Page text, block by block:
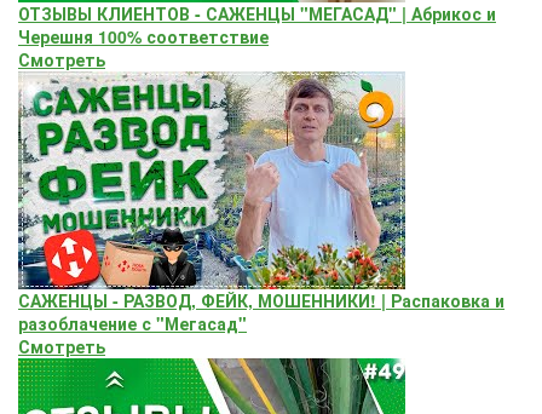
ОТЗЫВЫ КЛИЕНТОВ - САЖЕНЦЫ "МЕГАСАД" | Абрикос и
Черешня 100% соответствие
Смотреть
САЖЕНЦЫ - РАЗВОД, ФЕЙК, МОШЕННИКИ! | Распаковка и
разоблачение с "Мегасад"
Смотреть